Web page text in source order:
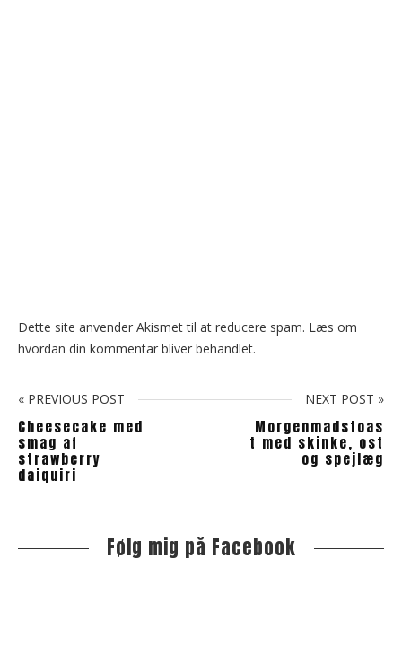
Dette site anvender Akismet til at reducere spam. Læs om
hvordan din kommentar bliver behandlet.
« PREVIOUS POST
Cheesecake med
smag af
strawberry
daiquiri
NEXT POST »
Morgenmadstoas
t med skinke, ost
og spejlæg
S
Følg mig på Facebook